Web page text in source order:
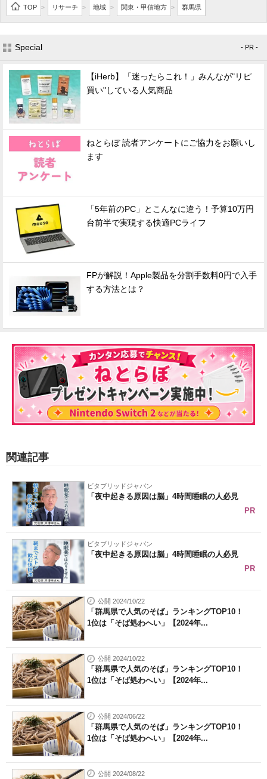
TOP > リサーチ > 地域 > 関東・甲信地方 > 群馬県
Special - PR -
【iHerb】「迷ったらこれ！」みんなが"リピ
買い"している人気商品
ねとらぼ 読者アンケートにご協力をお願いし
ます
「5年前のPC」とこんなに違う！予算10万円
台前半で実現する快適PCライフ
FPが解説！Apple製品を分割手数料0円で入手
する方法とは？
関連記事
ビタブリッドジャパン
「夜中起きる原因は脳」4時間睡眠の人必見
PR
ビタブリッドジャパン
「夜中起きる原因は脳」4時間睡眠の人必見
PR
公開 2024/10/22
「群馬県で人気のそば」ランキングTOP10！
1位は「そば処わへい」【2024年...
公開 2024/10/22
「群馬県で人気のそば」ランキングTOP10！
1位は「そば処わへい」【2024年...
公開 2024/06/22
「群馬県で人気のそば」ランキングTOP10！
1位は「そば処わへい」【2024年...
公開 2024/08/22